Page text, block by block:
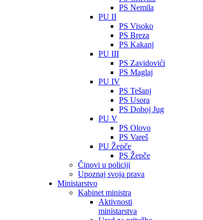
PS Nemila
PU II
PS Visoko
PS Breza
PS Kakanj
PU III
PS Zavidovići
PS Maglaj
PU IV
PS Tešanj
PS Usora
PS Doboj Jug
PU V
PS Olovo
PS Vareš
PU Žepče
PS Žepče
Činovi u policiji
Upoznaj svoja prava
Ministarstvo
Kabinet ministra
Aktivnosti
ministarstva